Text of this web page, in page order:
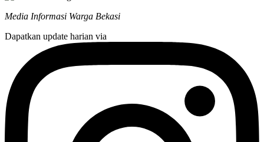
Media Informasi Warga Bekasi
Dapatkan update harian via